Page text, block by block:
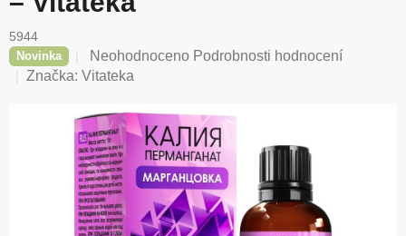
5944
Novinka
Průměrné
hodnocení
je
0,0
z
5
hvězdiček.
Neohodnoceno Podrobnosti hodnocení
Značka: Vitateka